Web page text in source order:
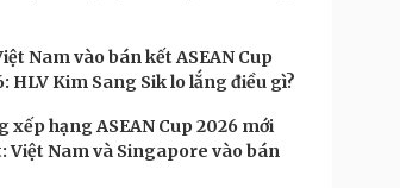
Nam vào bán kết ASEAN Cup
HLV Kim Sang Sik lo lắng điều gì?
xếp hạng ASEAN Cup 2026 mới
Việt Nam và Singapore vào bán